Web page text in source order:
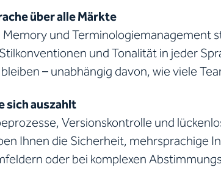
über alle Märkte
und Terminologiemanagement
und Tonalität in jeder
– unabhängig davon, wie viele
sich auszahlt
Versionskontrolle und
Ihnen die Sicherheit, mehrsprachige
oder bei komplexen